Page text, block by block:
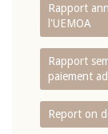
Rapport
l'UEMOA
Rapport
paiement
Report on